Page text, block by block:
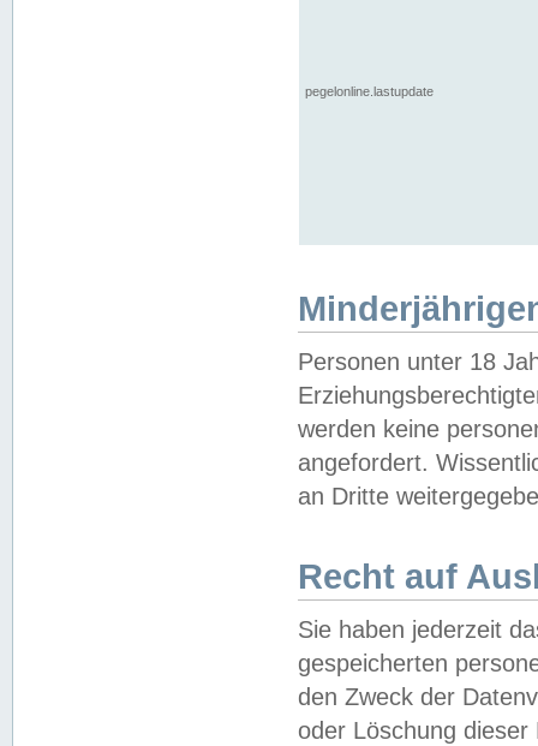
pegelonline.lastupdate
Personen unter 18
werden keine
angefordert.
an Dritte
Recht auf
Sie haben jederzeit
gespeicherten
den Zweck der
oder Löschung